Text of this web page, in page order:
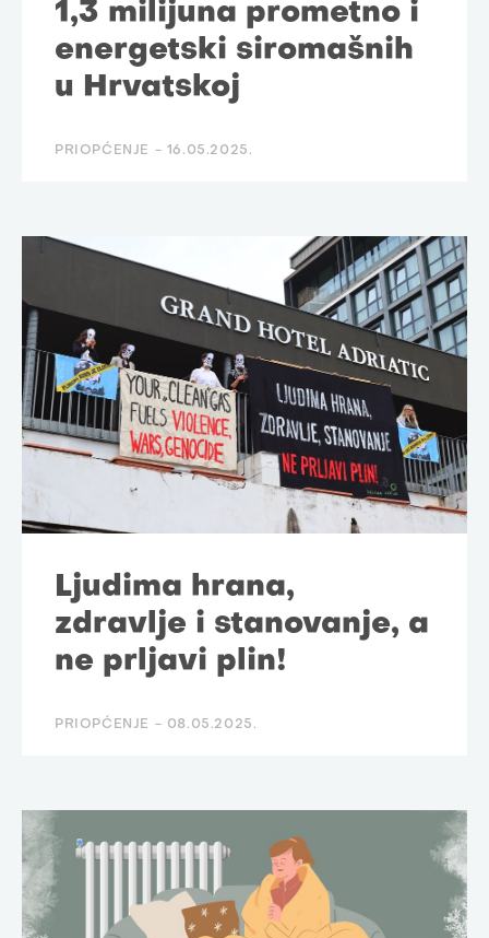
1,3 milijuna prometno i
energetski siromašnih
u Hrvatskoj
PRIOPĆENJE - 16.05.2025.
Ljudima hrana,
zdravlje i stanovanje, a
ne prljavi plin!
PRIOPĆENJE - 08.05.2025.